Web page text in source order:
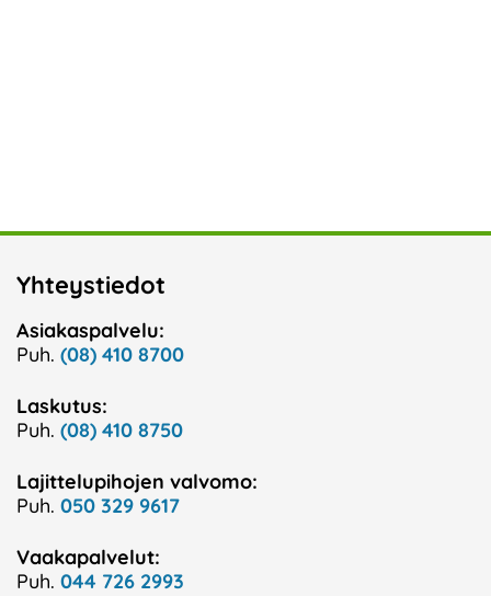
Yhteystiedot
Asiakaspalvelu:
Puh. (08) 410 8700
Laskutus:
Puh. (08) 410 8750
Lajittelupihojen valvomo:
Puh. 050 329 9617
Vaakapalvelut:
Puh. 044 726 2993